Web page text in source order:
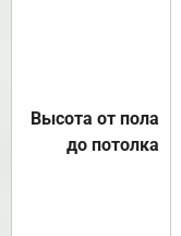
Высота от пола
до потолка